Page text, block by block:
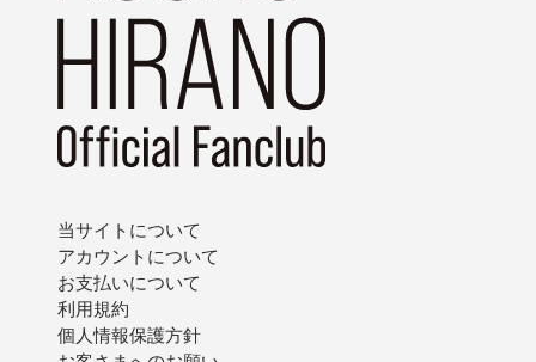
当サイトについて
アカウントについて
お支払いについて
利用規約
個人情報保護方針